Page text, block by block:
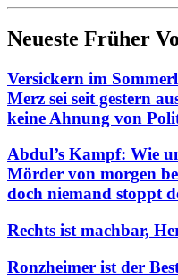
Neueste Früher
Versickern im
Merz sei seit gestern
keine Ahnung von
Abdul’s Kampf: Wie
Mörder von morgen
doch niemand stoppt
Rechts ist machbar,
Ronzheimer ist der